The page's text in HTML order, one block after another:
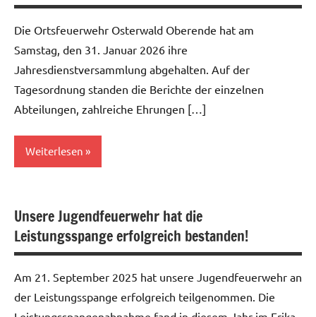
Die Ortsfeuerwehr Osterwald Oberende hat am
Samstag, den 31. Januar 2026 ihre
Jahresdienstversammlung abgehalten. Auf der
Tagesordnung standen die Berichte der einzelnen
Abteilungen, zahlreiche Ehrungen […]
Weiterlesen
Unsere Jugendfeuerwehr hat die
Leistungsspange erfolgreich bestanden!
Am 21. September 2025 hat unsere Jugendfeuerwehr an
der Leistungsspange erfolgreich teilgenommen. Die